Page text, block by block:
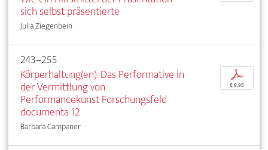
sich selbst präsentierte
Julia Ziegenbein
243–255
Körperhaltung(en). Das Performative in
der Vermittlung von
Performancekunst Forschungsfeld
documenta 12
Barbara Campaner
p
€ 9,95